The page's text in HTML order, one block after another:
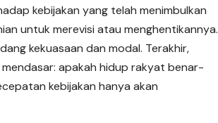
kebijakan yang telah menimbulkan
untuk merevisi atau menghentikannya.
kekuasaan dan modal. Terakhir,
apakah hidup rakyat benar-
kebijakan hanya akan